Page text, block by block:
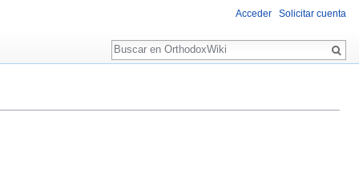
Acceder Solicitar cuenta
Buscar